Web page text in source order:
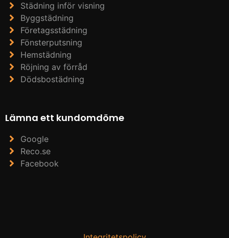
Städning inför visning
Byggstädning
Företagsstädning
Fönsterputsning
Hemstädning
Röjning av förråd
Dödsbostädning
Lämna ett kundomdöme
Google
Reco.se
Facebook